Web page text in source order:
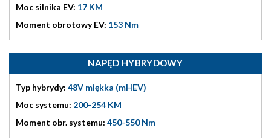
Moc silnika EV: 17 KM
Moment obrotowy EV: 153 Nm
NAPĘD HYBRYDOWY
Typ hybrydy: 48V miękka (mHEV)
Moc systemu: 200-254 KM
Moment obr. systemu: 450-550 Nm